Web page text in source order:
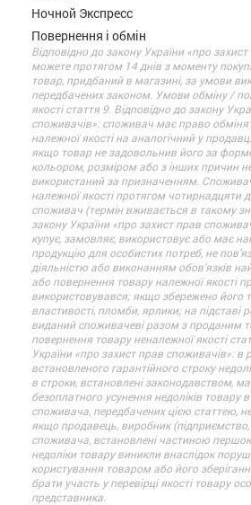
Ночной Экспресс
Повернення і обмін
Відповідно до закону України «про
можете протягом 14 днів з моменту
товар, придбаний в магазині, за умови
передбачених законом. Умови обміну /
якості стаття 9. Відповідно до закону
споживачів»: споживач має право
належної якості на аналогічний у
якщо товар не задовольнив його за
кольором, розміром або з інших причин
використаний за призначенням.
належної якості протягом чотирнадцяти
споживач (термін вживається в такому
закону України «про захист прав
купує, замовляє, використовує або має
продукцію для особистих потреб, не
діяльністю або виконанням обов’язків
або повернення товару належної якості
використовувався; якщо збережено його
властивості, пломби, ярлики; на підставі
виданий споживачеві разом з проданим
повернення товару неналежної якості
України «про захист прав споживачів»: в
встановленого гарантійного строку
в строки, встановлені законодавством,
безоплатного усунення недоліків товару
споживача, передбачених цією статтею,
якщо продавець, виробник
споживача, встановлені частиною першою
недоліки товару виникли внаслідок
користування товаром або його
брати участь у перевірці якості товару
представника.